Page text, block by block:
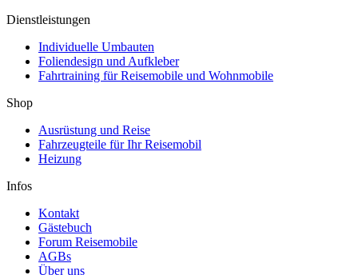
Dienstleistungen
Individuelle Umbauten
Foliendesign und Aufkleber
Fahrtraining für Reisemobile und Wohnmobile
Shop
Ausrüstung und Reise
Fahrzeugteile für Ihr Reisemobil
Heizung
Infos
Kontakt
Gästebuch
Forum Reisemobile
AGBs
Über uns